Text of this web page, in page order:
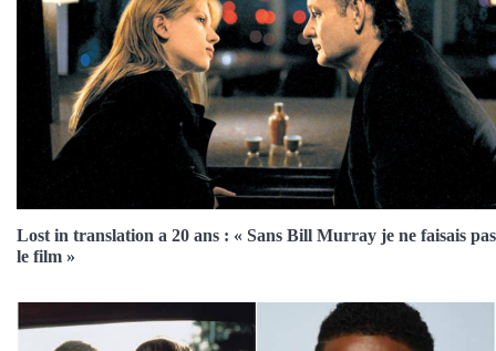
Lost in translation a 20 ans : « Sans Bill Murray je ne faisais pas
le film »